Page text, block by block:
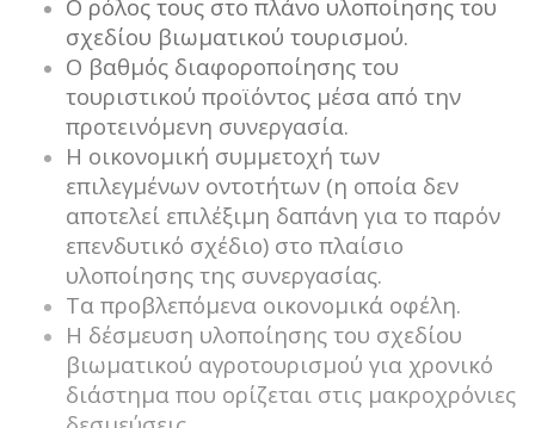
Ο ρόλος τους στο πλάνο υλοποίησης του
σχεδίου βιωματικού τουρισμού.
Ο βαθμός διαφοροποίησης του
τουριστικού προϊόντος μέσα από την
προτεινόμενη συνεργασία.
Η οικονομική συμμετοχή των
επιλεγμένων οντοτήτων (η οποία δεν
αποτελεί επιλέξιμη δαπάνη για το παρόν
επενδυτικό σχέδιο) στο πλαίσιο
υλοποίησης της συνεργασίας.
Τα προβλεπόμενα οικονομικά οφέλη.
Η δέσμευση υλοποίησης του σχεδίου
βιωματικού αγροτουρισμού για χρονικό
διάστημα που ορίζεται στις μακροχρόνιες